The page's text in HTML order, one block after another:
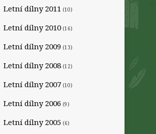
Letní dílny 2011 (10)
Letní dílny 2010 (16)
Letní dílny 2009 (13)
Letní dílny 2008 (12)
Letní dílny 2007 (10)
Letní dílny 2006 (9)
Letní dílny 2005 (6)